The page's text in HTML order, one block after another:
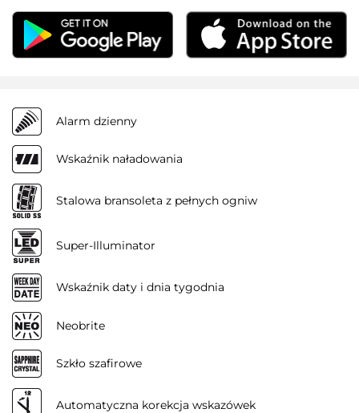
Alarm dzienny
Wskaźnik naładowania
Stalowa bransoleta z pełnych ogniw
Super-Illuminator
Wskaźnik daty i dnia tygodnia
Neobrite
Szkło szafirowe
Automatyczna korekcja wskazówek